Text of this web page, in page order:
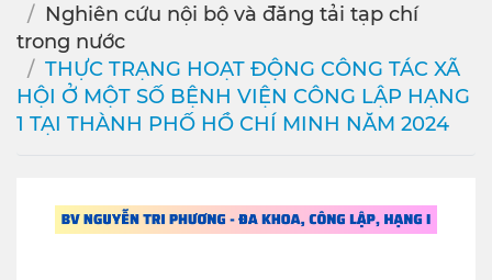
Nghiên cứu nội bộ và đăng tải tạp chí
trong nước
THỰC TRẠNG HOẠT ĐỘNG CÔNG TÁC XÃ
HỘI Ở MỘT SỐ BỆNH VIỆN CÔNG LẬP HẠNG
1 TẠI THÀNH PHỐ HỒ CHÍ MINH NĂM 2024